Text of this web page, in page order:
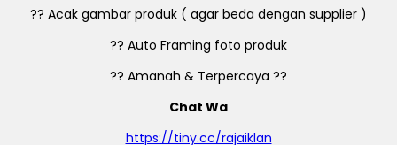
?? Acak gambar produk ( agar beda dengan supplier )
?? Auto Framing foto produk
?? Amanah & Terpercaya ??
Chat Wa
https://tiny.cc/rajaiklan